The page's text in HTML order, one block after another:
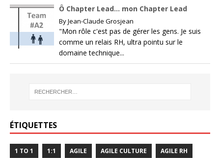
Ô Chapter Lead… mon Chapter Lead
ByJean-Claude Grosjean
"Mon rôle c'est pas de gérer les gens. Je suis
comme un relais RH, ultra pointu sur le
domaine technique...
ÉTIQUETTES
1 TO 1 1:1 AGILE AGILE CULTURE AGILE RH